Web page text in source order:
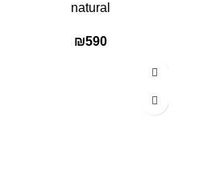
natural
₪590